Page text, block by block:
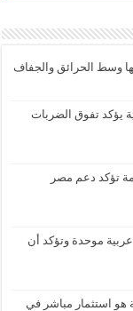
وسط الحرائق والجفاف
يؤكد تفوق الضربات
تؤكد دعم مصر
موحدة وتؤكد أن
هو استثمار مباشر في